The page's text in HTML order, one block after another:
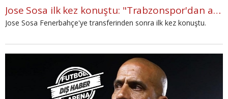
Jose Sosa ilk kez konuştu: "Trabzonspor'dan ayrılık süreci"
Jose Sosa Fenerbahçe'ye transferinden sonra ilk kez konuştu.